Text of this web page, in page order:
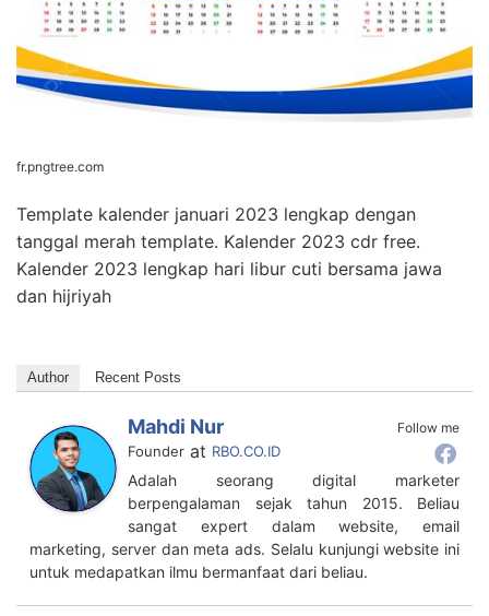
fr.pngtree.com
Template kalender januari 2023 lengkap dengan
tanggal merah template. Kalender 2023 cdr free.
Kalender 2023 lengkap hari libur cuti bersama jawa
dan hijriyah
Author Recent Posts
Follow me
Mahdi Nur
Founder at RBO.CO.ID
Adalah seorang digital marketer
berpengalaman sejak tahun 2015. Beliau
sangat expert dalam website, email
marketing, server dan meta ads. Selalu kunjungi website ini
untuk medapatkan ilmu bermanfaat dari beliau.